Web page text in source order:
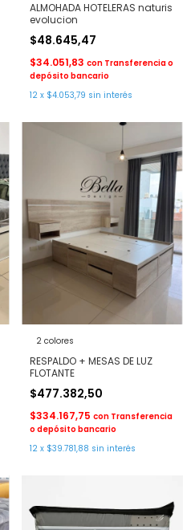
ALMOHADA HOTELERAS naturis
evolucion
$48.645,47
$34.051,83 con Transferencia o
depósito bancario
12 x $4.053,79 sin interés
2 colores
RESPALDO + MESAS DE LUZ
FLOTANTE
$477.382,50
$334.167,75 con Transferencia
o depósito bancario
12 x $39.781,88 sin interés